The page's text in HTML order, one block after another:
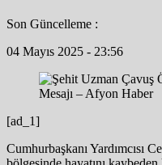
Son Güncelleme :
04 Mayıs 2025 - 23:56
[ad_1]
Cumhurbaşkanı Yardımcısı